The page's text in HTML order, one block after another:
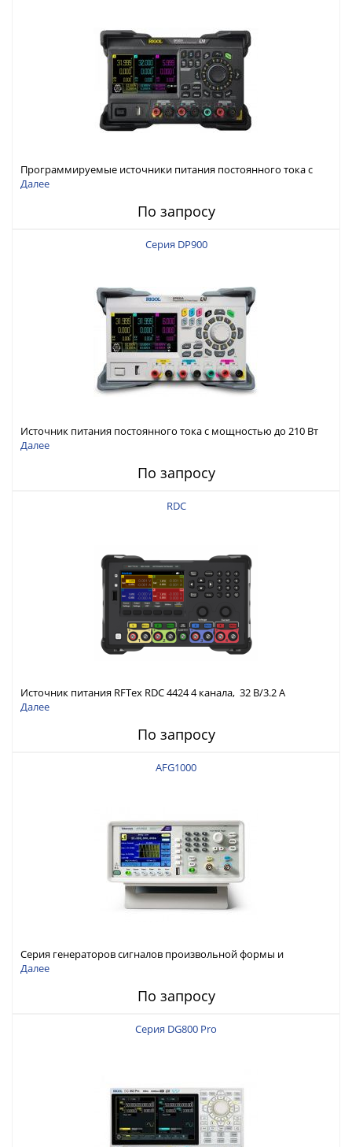
Программируемые источники питания постоянного тока с
мощностью 222 Вт, 3 канала
Далее
По запросу
Серия DP900
Источник питания постоянного тока с мощностью до 210 Вт
Далее
По запросу
RDC
Источник питания RFTex RDC 4424 4 канала, 32 В/3.2 А
Далее
По запросу
AFG1000
Серия генераторов сигналов произвольной формы и
стандартных функций Tektronix AFG1000
Далее
По запросу
Серия DG800 Pro